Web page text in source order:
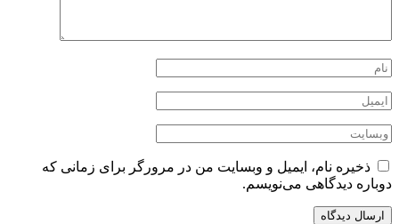
ذخیره نام، ایمیل و وبسایت من در مرورگر برای زمانی که
دوباره دیدگاهی می‌نویسم.